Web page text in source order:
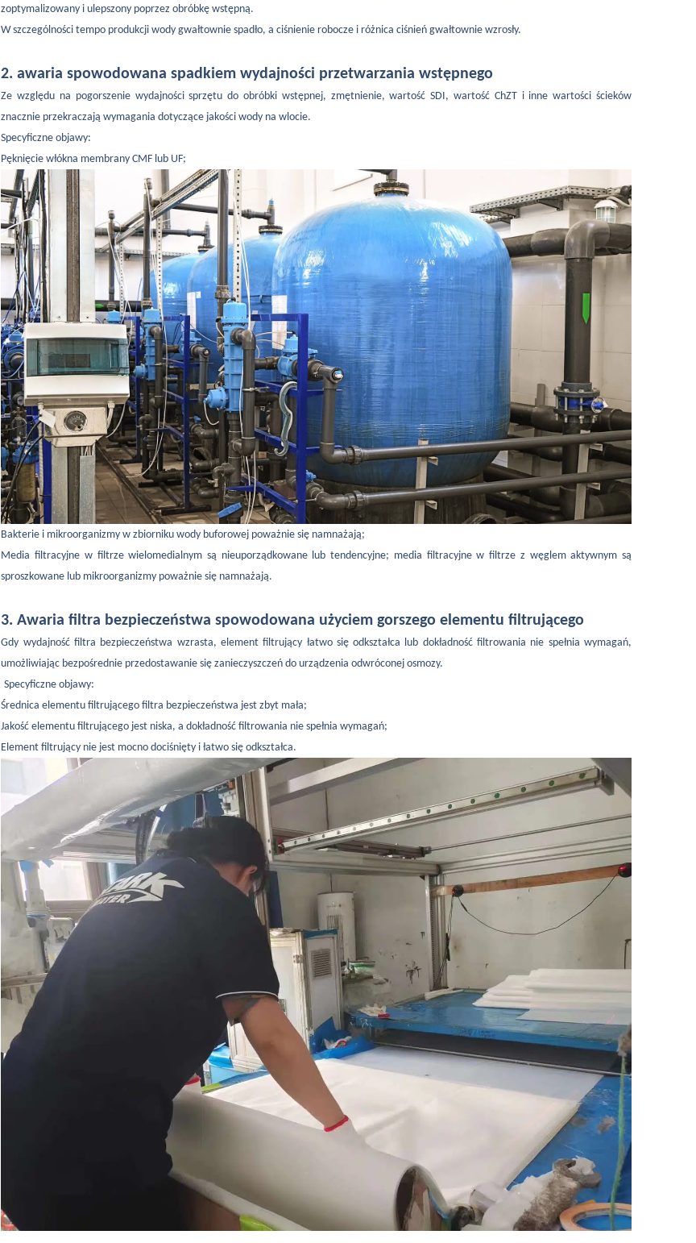
zoptymalizowany i ulepszony poprzez obróbkę wstępną.
W szczególności tempo produkcji wody gwałtownie spadło, a ciśnienie robocze i różnica ciśnień gwałtownie wzrosły.
2. awaria spowodowana spadkiem wydajności przetwarzania wstępnego
Ze względu na pogorszenie wydajności sprzętu do obróbki wstępnej, zmętnienie, wartość SDI, wartość ChZT i inne wartości ścieków
znacznie przekraczają wymagania dotyczące jakości wody na wlocie.
Specyficzne objawy:
Pęknięcie włókna membrany CMF lub UF;
Bakterie i mikroorganizmy w zbiorniku wody buforowej poważnie się namnażają;
Media filtracyjne w filtrze wielomedialnym są nieuporządkowane lub tendencyjne; media filtracyjne w filtrze z węglem aktywnym są
sproszkowane lub mikroorganizmy poważnie się namnażają.
3. Awaria filtra bezpieczeństwa spowodowana użyciem gorszego elementu filtrującego
Gdy wydajność filtra bezpieczeństwa wzrasta, element filtrujący łatwo się odkształca lub dokładność filtrowania nie spełnia wymagań,
umożliwiając bezpośrednie przedostawanie się zanieczyszczeń do urządzenia odwróconej osmozy.
Specyficzne objawy:
Średnica elementu filtrującego filtra bezpieczeństwa jest zbyt mała;
Jakość elementu filtrującego jest niska, a dokładność filtrowania nie spełnia wymagań;
Element filtrujący nie jest mocno dociśnięty i łatwo się odkształca.